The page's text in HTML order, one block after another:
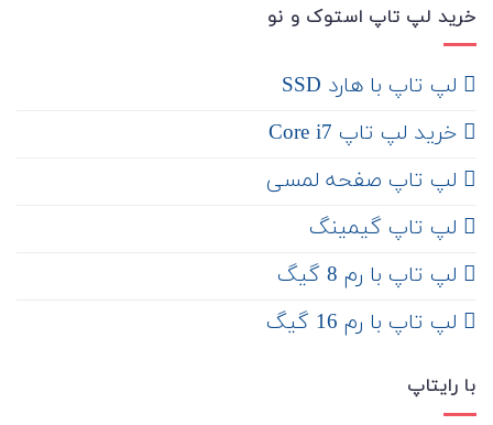
خرید لپ تاپ استوک و نو
لپ تاپ با هارد SSD
خرید لپ تاپ Core i7
لپ تاپ صفحه لمسی
لپ تاپ گیمینگ
لپ تاپ با رم 8 گیگ
لپ تاپ با رم 16 گیگ
با رایتاپ